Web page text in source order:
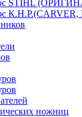
STIHL
ножниц